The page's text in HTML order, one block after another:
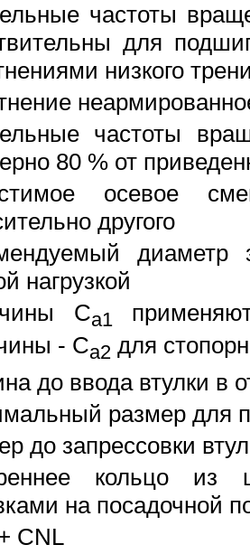
частоты
для
низкого
частоты
80 % от
осевое
другого
диаметр
нагрузкой
Ca1
- Ca2 для
до ввода втулки в
размер для
до запрессовки
кольцо из
на посадочной
CNL